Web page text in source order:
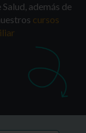
además de
cursos